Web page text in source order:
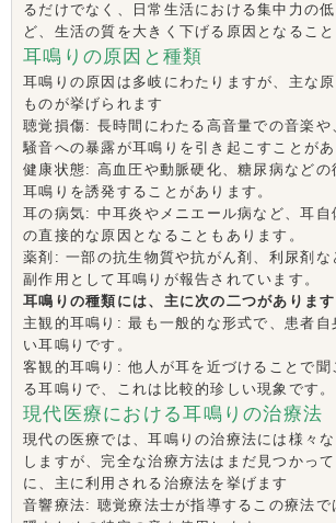
るだけでなく、日常生活における集中力の
ど、生活の質を大きく下げる原因となること
耳鳴りの原因と種類
耳鳴りの原因は多岐にわたりますが、主な
ものが挙げられます
聴覚損傷: 長時間にわたる高音量での音楽や
騒音への暴露が耳鳴りを引き起こすことがあ
健康状態: 高血圧や動脈硬化、糖尿病などの
耳鳴りを誘発することがあります。
耳の病気: 中耳炎やメニエール病など、耳自
の直接的な原因となることもあります。
薬剤: 一部の抗生物質や抗がん剤、利尿剤な
副作用として耳鳴りが報告されています。
耳鳴りの種類には、主に次の二つがあります
主観的耳鳴り: 最も一般的な形式で、患者自
い耳鳴りです。
客観的耳鳴り: 他人が耳を近づけることで聞
る耳鳴りで、これは比較的珍しい現象です。
現代医療における耳鳴りの治療法
現代の医療では、耳鳴りの治療法には様々
しますが、完全な治療方法はまだ見つかっ
に、主に利用される治療法を挙げます
音響療法: 聴覚療法士が指導するこの療法で